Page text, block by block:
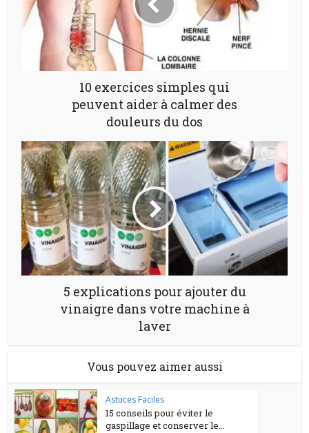
10 exercices simples qui
peuvent aider à calmer des
douleurs du dos
5 explications pour ajouter du
vinaigre dans votre machine à
laver
Vous pouvez aimer aussi
Astuces Faciles
15 conseils pour éviter le
gaspillage et conserver le...